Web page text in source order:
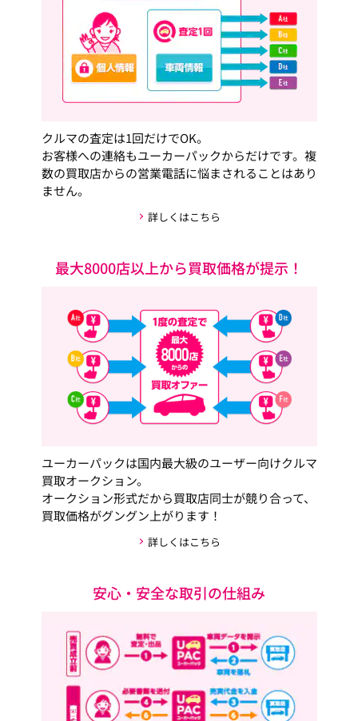
クルマの査定は1回だけでOK。
お客様への連絡もユーカーパックからだけです。複
数の買取店からの営業電話に悩まされることはあり
ません。
詳しくはこちら
最大8000店以上から買取価格が提示！
ユーカーパックは国内最大級のユーザー向けクルマ
買取オークション。
オークション形式だから買取店同士が競り合って、
買取価格がグングン上がります！
詳しくはこちら
安心・安全な取引の仕組み